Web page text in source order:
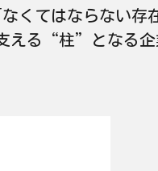
くてはならない
える“柱”となる企